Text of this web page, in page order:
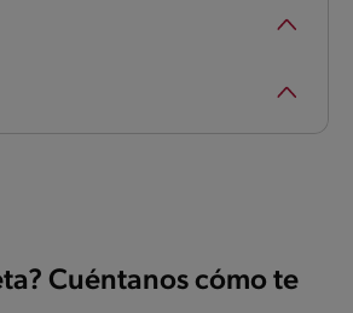
Cuéntanos cómo te